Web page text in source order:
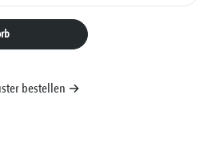
bestellen →